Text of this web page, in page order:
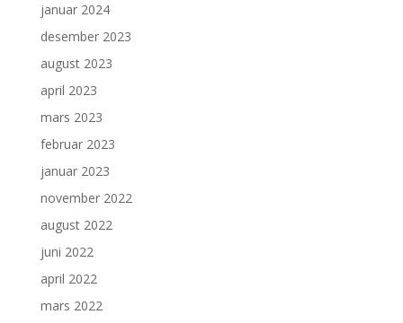
januar 2024
desember 2023
august 2023
april 2023
mars 2023
februar 2023
januar 2023
november 2022
august 2022
juni 2022
april 2022
mars 2022